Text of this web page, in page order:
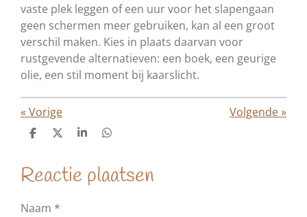
vaste plek leggen of een uur voor het slapengaan
geen schermen meer gebruiken, kan al een groot
verschil maken. Kies in plaats daarvan voor
rustgevende alternatieven: een boek, een geurige
olie, een stil moment bij kaarslicht.
« Vorige Volgende»
D
e
n
D
l
S
e
D
e
n
Reactie plaatsen
Naam *